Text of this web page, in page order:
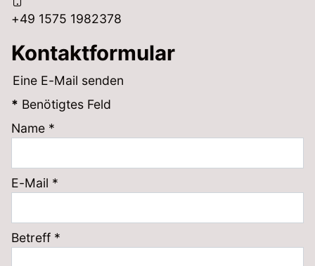
+49 1575 1982378
Kontaktformular
Eine E-Mail senden
* Benötigtes Feld
Name *
E-Mail *
Betreff *